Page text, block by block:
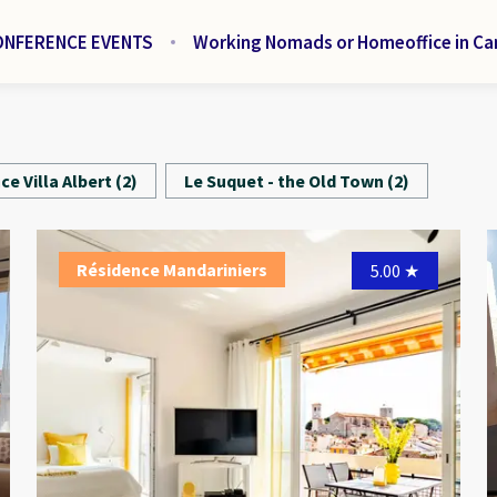
EVENTS Working Nomads or Homeoffice in
Villa Albert (2) Le Suquet - the Old Town (2)
Résidence Mandariniers 4.90★
Résidence Mandariniers 5.00 ★